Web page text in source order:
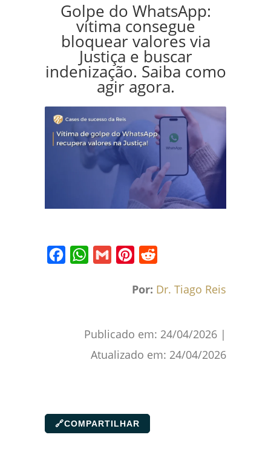
Golpe do WhatsApp:
vítima consegue
bloquear valores via
Justiça e buscar
indenização. Saiba como
agir agora.
FacebookWhatsApp
Gmail Pinterest
Por: Dr. Tiago Reis
Publicado em: 24/04/2026 |
Atualizado em: 24/04/2026
🔗COMPARTILHAR